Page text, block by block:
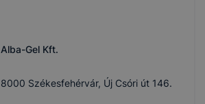
Alba-Gel Kft.
8000 Székesfehérvár, Új Csóri út 146.